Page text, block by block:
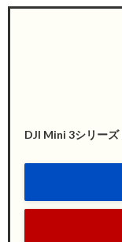
DJI Mini 3シリー